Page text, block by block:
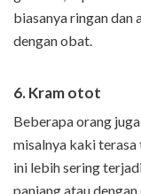
biasanya ringan dan
dengan obat.
6. Kram otot
Beberapa orang
misalnya kaki
ini lebih sering
panjang atau